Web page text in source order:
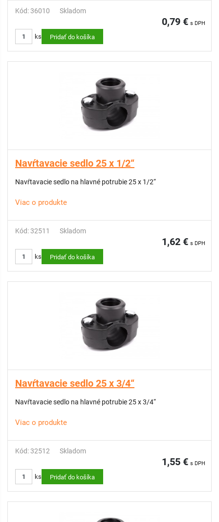
Kód: 36010 Skladom
0,79 € s DPH
ks Pridať do košíka
Navŕtavacie sedlo 25 x 1/2“
Navŕtavacie sedlo na hlavné potrubie 25 x 1/2“
Viac o produkte
Kód: 32511 Skladom
1,62 € s DPH
ks Pridať do košíka
Navŕtavacie sedlo 25 x 3/4“
Navŕtavacie sedlo na hlavné potrubie 25 x 3/4“
Viac o produkte
Kód: 32512 Skladom
1,55 € s DPH
ks Pridať do košíka